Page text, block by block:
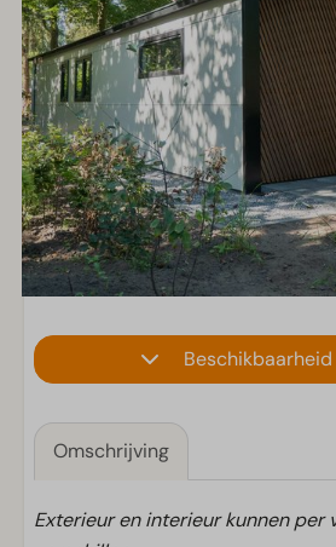
Omschrijving
Exterieur en interieur kunnen per